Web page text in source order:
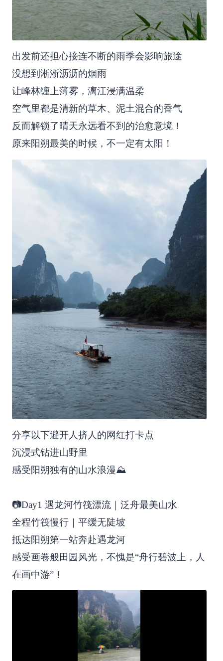
出发前还担心接连不断的雨季会影响旅途
没想到淅淅沥沥的烟雨
让峰林缠上薄雾，漓江浸满温柔
空气里都是清新的草木、泥土混合的香气
反而解锁了晴天永远看不到的治愈意境！
原来阳朔最美的时候，不一定有太阳！
分享以下避开人挤人的网红打卡点
沉浸式钻进山野里
感受阳朔独有的山水浪漫⛰️
📷Day1 遇龙河竹筏漂流｜泛舟最美山水
全程竹筏慢行｜平缓无陡坡
抵达阳朔第一站奔赴遇龙河
感受画卷般田园风光，不愧是“舟行碧波上，人
在画中游”！